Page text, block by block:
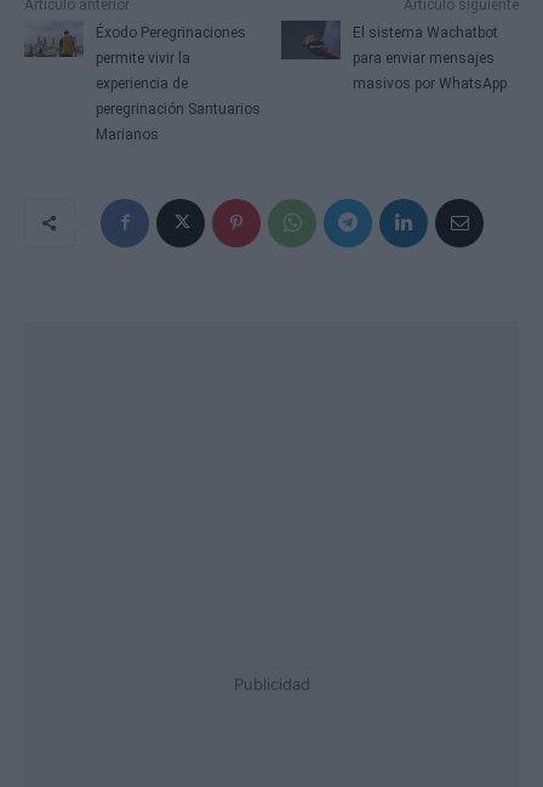
Artículo anterior
Éxodo Peregrinaciones
permite vivir la
experiencia de
peregrinación Santuarios
Marianos
Artículo siguiente
El sistema Wachatbot
para enviar mensajes
masivos por WhatsApp
Publicidad